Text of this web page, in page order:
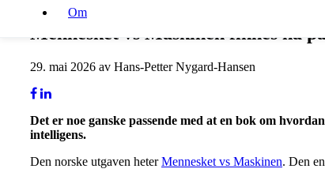
Om
Mennesket vs Maskinen finnes nå
29. mai 2026 av Hans-Petter Nygard-Hansen
Det er noe ganske passende med at en bok om
intelligens.
Den norske utgaven heterMennesket vs Maskinen. Den